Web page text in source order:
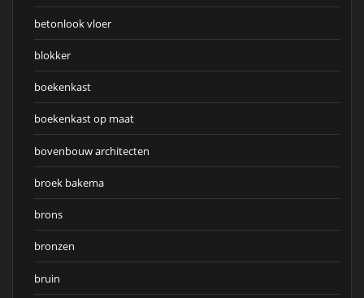
betonlook vloer
blokker
boekenkast
boekenkast op maat
bovenbouw architecten
broek bakema
brons
bronzen
bruin